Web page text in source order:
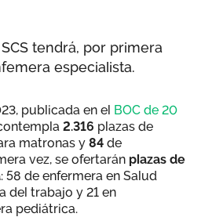
tendrá, por primera
especialista.
publicada en el BOC de 20
2.316 plazas de
matronas y 84 de
vez, se ofertarán plazas de
: 58 de enfermera en Salud
del trabajo y 21 en
pediátrica.